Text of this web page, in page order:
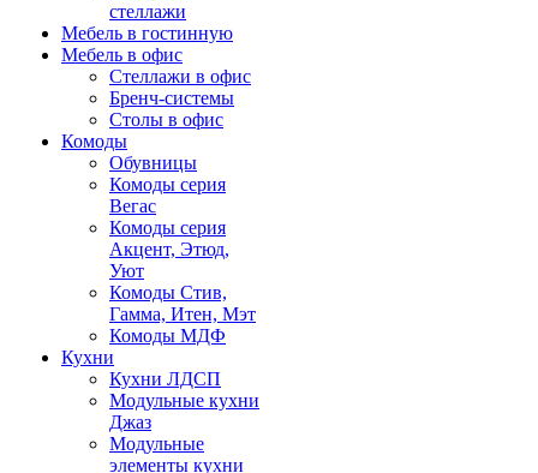
стеллажи
Мебель в гостинную
Мебель в офис
Стеллажи в офис
Бренч-системы
Столы в офис
Комоды
Обувницы
Комоды серия
Вегас
Комоды серия
Акцент, Этюд,
Уют
Комоды Стив,
Гамма, Итен, Мэт
Комоды МДФ
Кухни
Кухни ЛДСП
Модульные кухни
Джаз
Модульные
элементы кухни